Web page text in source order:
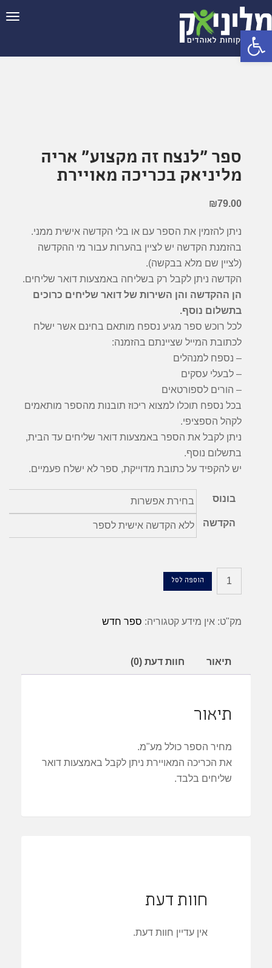
פתח סרגל נגישות
ספר "לנצח זה מקצוע" אריה
מליניאק בכריכה מאויירת
₪79.00
ניתן להזמין את הספר עם או בלי הקדשה אישית ממני.
בהזמנת הקדשה יש לציין בהערות עבור מי ההקדשה
(לציין שם מלא בבקשה).
הקדשה ניתן לקבל רק בשליחה באמצעות דואר שליחים.
הן ההקדשה והן השירות של דואר שליחים כרוכים
בתשלום נוסף.
לכל רוכש ספר מגיע נספח מותאם בחינם אשר ישלח
לכתובת המייל שציינתם בהזמנה:
– נספח למנהלים
– לבעלי עסקים
– הורים לספורטאים
בכל נספח תוכלו למצוא ריכוז תובנות מהספר מותאמים
לקהל הספציפי.
ניתן לקבל את הספר באמצעות דואר שליחים עד הבית,
בתשלום נוסף.
יש להקפיד על כתובת מדוייקת, ספר לא ישלח פעמיים.
בונוס
הקדשה
כמות
"לנצח
מאויירת
הוספה לסל
מק"ט: אין מידע קטגוריה: ספר חדש
תיאור חוות דעת (0)
תיאור
מחיר הספר כולל מע"מ.
את הכריכה המאויירת ניתן לקבל באמצעות דואר
שליחים בלבד.
חוות דעת
אין עדיין חוות דעת.